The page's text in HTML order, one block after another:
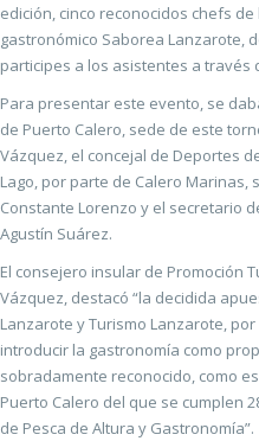
edición, cinco reconocidos chefs
gastronómico Saborea Lanzarote,
participes a los asistentes a través
Para presentar este evento, se
de Puerto Calero, sede de este
Vázquez, el concejal de Deportes
Lago, por parte de Calero Marinas,
Constante Lorenzo y el secretario
Agustín Suárez.
El consejero insular de Promoción
Vázquez, destacó “la decidida
Lanzarote y Turismo Lanzarote,
introducir la gastronomía como
sobradamente reconocido, como
Puerto Calero del que se cumplen
de Pesca de Altura y Gastronomía”.